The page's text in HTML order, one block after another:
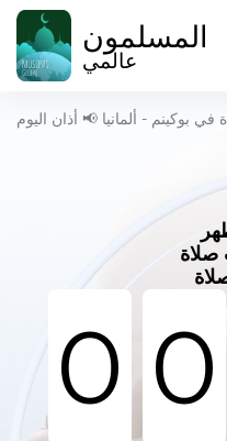
المسلمون
عالمي
في بوكينم - ألمانيا 📢 أذان اليوم
صلاة
0 0